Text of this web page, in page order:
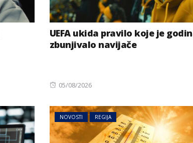
UEFA ukida pravilo koje je
zbunjivalo navijače
Posted
05/08/2026
NOVOSTI REGIJA